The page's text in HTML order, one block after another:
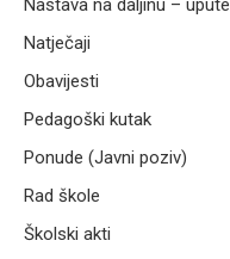
Nastava na daljinu – upute
Natječaji
Obavijesti
Pedagoški kutak
Ponude (Javni poziv)
Rad škole
Školski akti